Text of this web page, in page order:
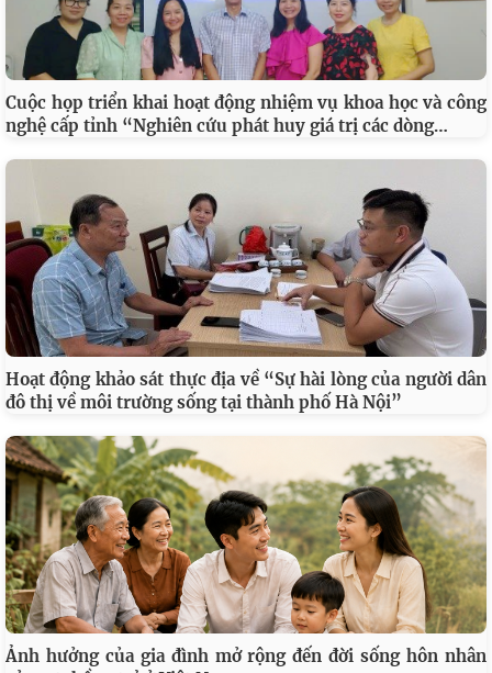
Cuộc họp triển khai hoạt động nhiệm vụ khoa học và công
nghệ cấp tỉnh “Nghiên cứu phát huy giá trị các dòng…
Hoạt động khảo sát thực địa về “Sự hài lòng của người dân
đô thị về môi trường sống tại thành phố Hà Nội”
Ảnh hưởng của gia đình mở rộng đến đời sống hôn nhân